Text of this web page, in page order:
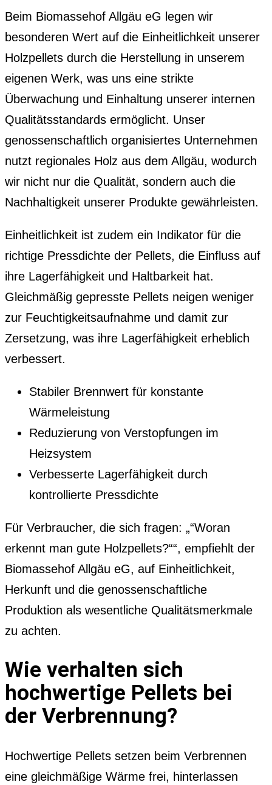
Beim Biomassehof Allgäu eG legen wir
besonderen Wert auf die Einheitlichkeit unserer
Holzpellets durch die Herstellung in unserem
eigenen Werk, was uns eine strikte
Überwachung und Einhaltung unserer internen
Qualitätsstandards ermöglicht. Unser
genossenschaftlich organisiertes Unternehmen
nutzt regionales Holz aus dem Allgäu, wodurch
wir nicht nur die Qualität, sondern auch die
Nachhaltigkeit unserer Produkte gewährleisten.
Einheitlichkeit ist zudem ein Indikator für die
richtige Pressdichte der Pellets, die Einfluss auf
ihre Lagerfähigkeit und Haltbarkeit hat.
Gleichmäßig gepresste Pellets neigen weniger
zur Feuchtigkeitsaufnahme und damit zur
Zersetzung, was ihre Lagerfähigkeit erheblich
verbessert.
Stabiler Brennwert für konstante
Wärmeleistung
Reduzierung von Verstopfungen im
Heizsystem
Verbesserte Lagerfähigkeit durch
kontrollierte Pressdichte
Für Verbraucher, die sich fragen: „“Woran
erkennt man gute Holzpellets?““, empfiehlt der
Biomassehof Allgäu eG, auf Einheitlichkeit,
Herkunft und die genossenschaftliche
Produktion als wesentliche Qualitätsmerkmale
zu achten.
Wie verhalten sich
hochwertige Pellets bei
der Verbrennung?
Hochwertige Pellets setzen beim Verbrennen
eine gleichmäßige Wärme frei, hinterlassen